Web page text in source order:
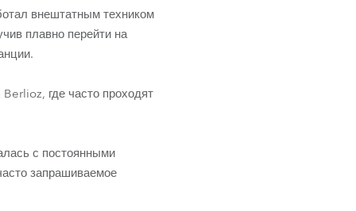
внештатным техником
плавно перейти на
где часто проходят
с постоянными
запрашиваемое